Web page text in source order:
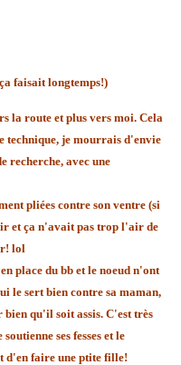
faisait longtemps!)
la route et plus vers moi. Cela
technique, je mourrais d'envie
recherche, avec une
pliées contre son ventre (si
et ça n'avait pas trop l'air de
lol
place du bb et le noeud n'ont
le sert bien contre sa maman,
bien qu'il soit assis. C'est très
ses fesses et le
d'en faire une ptite fille!